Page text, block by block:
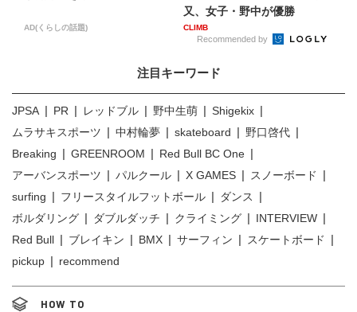
AD(くらしの話題)
又、女子・野中が優勝
CLIMB
Recommended by
注目キーワード
JPSA PR レッドブル 野中生萌
Shigekix
ムラサキスポーツ
中村輪夢 skateboard
野口啓代
Breaking
GREENROOM
Red Bull BC One
アーバンスポーツ
パルクール X GAMES
スノーボード
surfing
フリースタイルフットボール
ダンス
ボルダリング
ダブルダッチ クライミング
INTERVIEW
Red Bull
ブレイキン BMX サーフィン
スケートボード
pickup
recommend
HOW TO